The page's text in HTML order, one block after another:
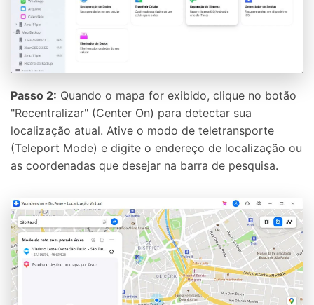
Passo 2: Quando o mapa for exibido, clique no botão
"Recentralizar" (Center On) para detectar sua
localização atual. Ative o modo de teletransporte
(Teleport Mode) e digite o endereço de localização ou
as coordenadas que desejar na barra de pesquisa.